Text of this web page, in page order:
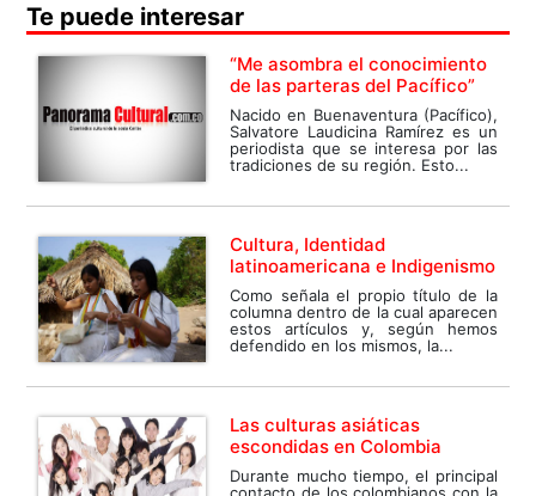
Te puede interesar
“Me asombra el conocimiento
de las parteras del Pacífico”
Nacido en Buenaventura (Pacífico),
Salvatore Laudicina Ramírez es un
periodista que se interesa por las
tradiciones de su región. Esto...
Cultura, Identidad
latinoamericana e Indigenismo
Como señala el propio título de la
columna dentro de la cual aparecen
estos artículos y, según hemos
defendido en los mismos, la...
Las culturas asiáticas
escondidas en Colombia
Durante mucho tiempo, el principal